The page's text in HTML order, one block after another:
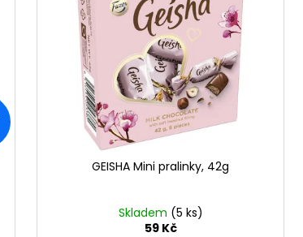
GEISHA Mini pralinky, 42g
Skladem (5 ks)
59 Kč